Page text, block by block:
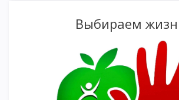
Выбираем